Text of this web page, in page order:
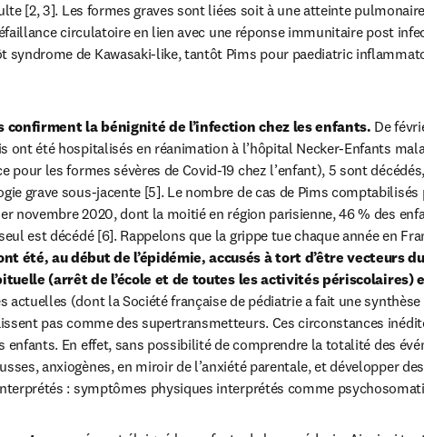
[2, 3]. Les formes graves sont liées soit à une atteinte
circulatoire en lien avec une réponse immunitaire post
syndrome de Kawasaki-like, tantôt Pims pour paediatric
confirment la bénignité de l’infection chez les enfants. De
ont été hospitalisés en réanimation à l’hôpital Necker-Enfants
pour les formes sévères de Covid-19 chez l’enfant), 5 sont
grave sous-jacente [5]. Le nombre de cas de Pims
novembre 2020, dont la moitié en région parisienne, 46 % des
est décédé [6]. Rappelons que la grippe tue chaque année en
été, au début de l’épidémie, accusés à tort d’être vecteurs
(arrêt de l’école et de toutes les activités périscolaires)
actuelles (dont la Société française de pédiatrie a fait une
pas comme des supertransmetteurs. Ces circonstances
En effet, sans possibilité de comprendre la totalité des
anxiogènes, en miroir de l’anxiété parentale, et développer
: symptômes physiques interprétés comme